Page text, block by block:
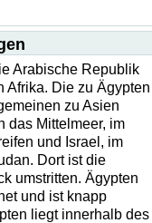
Afrika. Die zu Ägypten
zu Asien
das Mittelmeer, im
und Israel, im
Dort ist die
umstritten. Ägypten
und ist knapp
liegt innerhalb des